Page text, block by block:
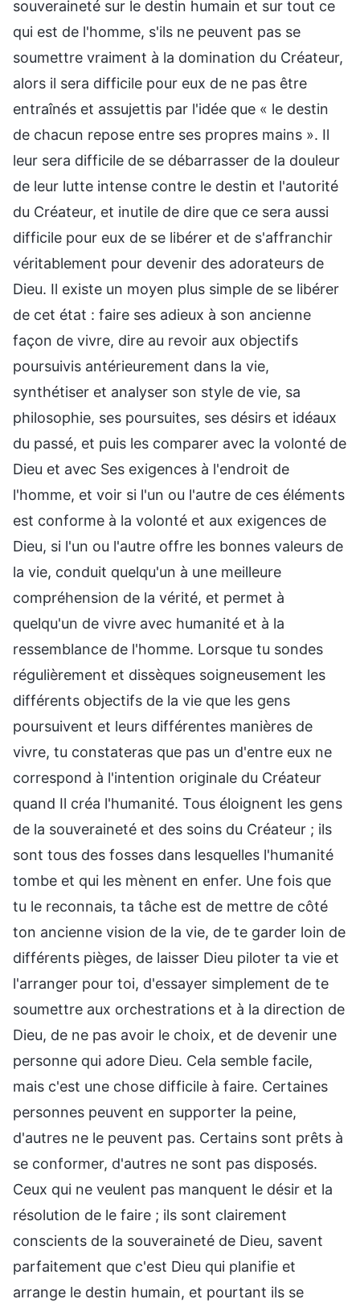
souveraineté sur le destin humain et sur tout ce
qui est de l'homme, s'ils ne peuvent pas se
soumettre vraiment à la domination du Créateur,
alors il sera difficile pour eux de ne pas être
entraînés et assujettis par l'idée que « le destin
de chacun repose entre ses propres mains ». Il
leur sera difficile de se débarrasser de la douleur
de leur lutte intense contre le destin et l'autorité
du Créateur, et inutile de dire que ce sera aussi
difficile pour eux de se libérer et de s'affranchir
véritablement pour devenir des adorateurs de
Dieu. Il existe un moyen plus simple de se libérer
de cet état : faire ses adieux à son ancienne
façon de vivre, dire au revoir aux objectifs
poursuivis antérieurement dans la vie,
synthétiser et analyser son style de vie, sa
philosophie, ses poursuites, ses désirs et idéaux
du passé, et puis les comparer avec la volonté de
Dieu et avec Ses exigences à l'endroit de
l'homme, et voir si l'un ou l'autre de ces éléments
est conforme à la volonté et aux exigences de
Dieu, si l'un ou l'autre offre les bonnes valeurs de
la vie, conduit quelqu'un à une meilleure
compréhension de la vérité, et permet à
quelqu'un de vivre avec humanité et à la
ressemblance de l'homme. Lorsque tu sondes
régulièrement et dissèques soigneusement les
différents objectifs de la vie que les gens
poursuivent et leurs différentes manières de
vivre, tu constateras que pas un d'entre eux ne
correspond à l'intention originale du Créateur
quand Il créa l'humanité. Tous éloignent les gens
de la souveraineté et des soins du Créateur ; ils
sont tous des fosses dans lesquelles l'humanité
tombe et qui les mènent en enfer. Une fois que
tu le reconnais, ta tâche est de mettre de côté
ton ancienne vision de la vie, de te garder loin de
différents pièges, de laisser Dieu piloter ta vie et
l'arranger pour toi, d'essayer simplement de te
soumettre aux orchestrations et à la direction de
Dieu, de ne pas avoir le choix, et de devenir une
personne qui adore Dieu. Cela semble facile,
mais c'est une chose difficile à faire. Certaines
personnes peuvent en supporter la peine,
d'autres ne le peuvent pas. Certains sont prêts à
se conformer, d'autres ne sont pas disposés.
Ceux qui ne veulent pas manquent le désir et la
résolution de le faire ; ils sont clairement
conscients de la souveraineté de Dieu, savent
parfaitement que c'est Dieu qui planifie et
arrange le destin humain, et pourtant ils se